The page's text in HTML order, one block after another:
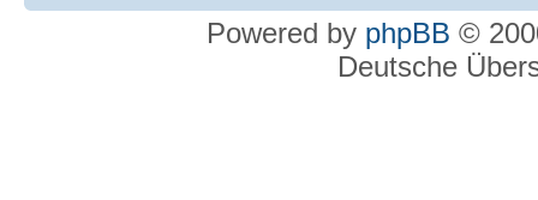
Powered by phpBB ©
Deutsche